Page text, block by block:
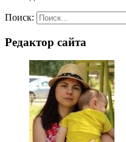
Поиск:
Редактор сайта